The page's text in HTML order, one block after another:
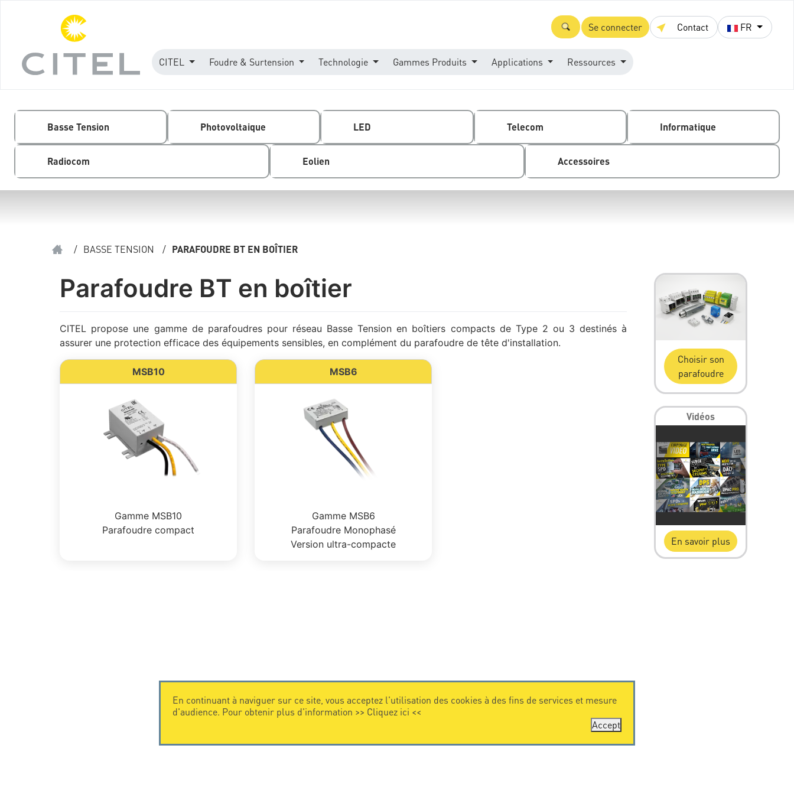
Se connecter Contact FR
CITEL Foudre & Surtension Technologie Gammes Produits Applications Ressources
Basse Tension Photovoltaique LED Telecom Informatique
Radiocom Eolien Accessoires
/ BASSE TENSION / PARAFOUDRE BT EN BOÎTIER
Parafoudre BT en boîtier
CITEL propose une gamme de parafoudres pour réseau Basse Tension en boîtiers compacts de Type 2 ou 3 destinés à
assurer une protection efficace des équipements sensibles, en complément du parafoudre de tête d'installation.
MSB10
Gamme MSB10
Parafoudre compact
MSB6
Gamme MSB6
Parafoudre Monophasé
Version ultra-compacte
Choisir son
parafoudre
Vidéos
En savoir plus
En continuant à naviguer sur ce site, vous acceptez l'utilisation des cookies à des fins de services et mesure
d'audience. Pour obtenir plus d'information >> Cliquez ici <<
Accept